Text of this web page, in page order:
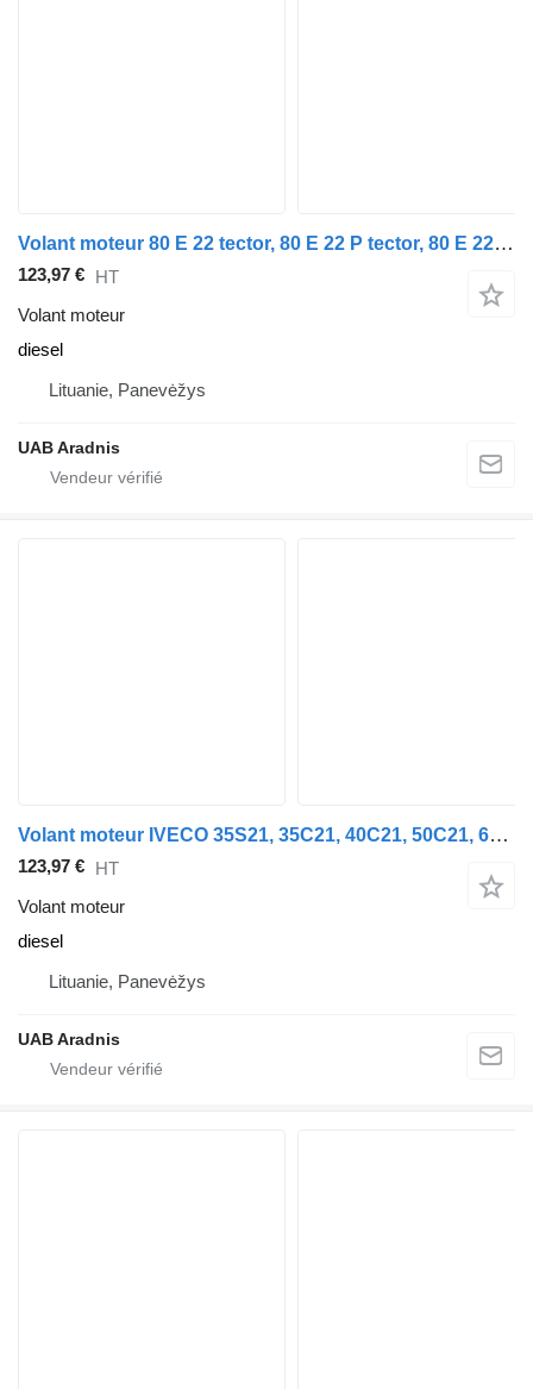
Volant moteur 80 E 22 tector, 80 E 22 P tector, 80 E 22FP tector pour camion IVECO EuroCargo I-III
123,97 € HT
Volant moteur
diesel
Lituanie, Panevėžys
UAB Aradnis
Volant moteur IVECO 35S21, 35C21, 40C21, 50C21, 65C21, 70C21 pour automobile IVECO DAILY VI Furgon
123,97 € HT
Volant moteur
diesel
Lituanie, Panevėžys
UAB Aradnis